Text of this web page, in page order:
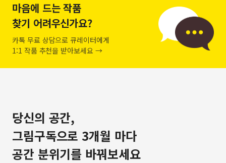
마음에 드는 작품
찾기 어려우신가요?
카톡 무료 상담으로 큐레이터에게
1:1 작품 추천을 받아보세요 →
당신의 공간,
그림구독으로 3개월 마다
공간 분위기를 바꿔보세요